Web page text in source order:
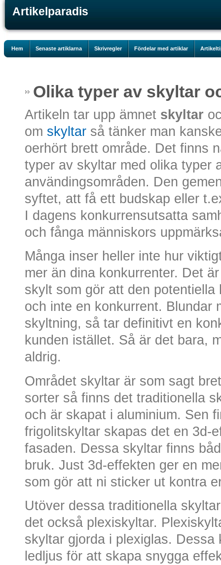
Artikelparadis
Hem Senaste artiklarna Skrivregler Fördelar med artiklar
Olika typer av skyltar
Artikeln tar upp ämnet skyltar
om skyltar så tänker man
oerhört brett område. Det finns
typer av skyltar med olika typer
användingsområden. Den
syftet, att få ett budskap eller
I dagens konkurrensutsatta
och fånga människors
Många inser heller inte hur
mer än dina konkurrenter. Det
skylt som gör att den
och inte en konkurrent. Blundar
skyltning, så tar definitivt en
kunden istället. Så är det bara,
aldrig.
Området skyltar är som sagt
sorter så finns det traditionella
och är skapat i aluminium. Sen
frigolitskyltar skapas det en 3d-
fasaden. Dessa skyltar finns
bruk. Just 3d-effekten ger en
som gör att ni sticker ut kontra
Utöver dessa traditionella
det också plexiskyltar.
skyltar gjorda i plexiglas. Dessa
ledljus för att skapa snygga